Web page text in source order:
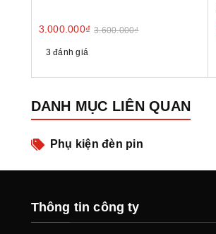
3.000.000₫ 3.600.000₫
3 đánh giá
DANH MỤC LIÊN QUAN
Phụ kiện đèn pin
Thông tin công ty